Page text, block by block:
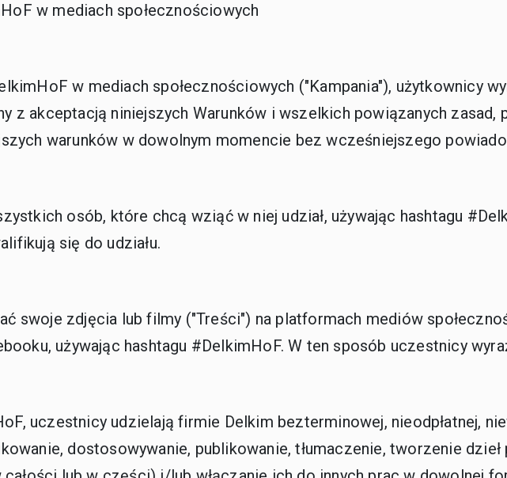
w mediach społecznościowych
w mediach społecznościowych ("Kampania"), użytkownicy
z akceptacją niniejszych Warunków i wszelkich powiązanych
warunków w dowolnym momencie bez wcześniejszego
osób, które chcą wziąć w niej udział, używając hashtagu
się do udziału.
swoje zdjęcia lub filmy ("Treści") na platformach mediów
używając hashtagu #DelkimHoF. W ten sposób uczestnicy
uczestnicy udzielają firmie Delkim bezterminowej, nieodpłatnej,
dostosowywanie, publikowanie, tłumaczenie, tworzenie